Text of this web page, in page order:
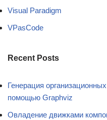
Visual Paradigm
VPasCode
Recent Posts
Генерация
помощью Graphviz
Овладение движками